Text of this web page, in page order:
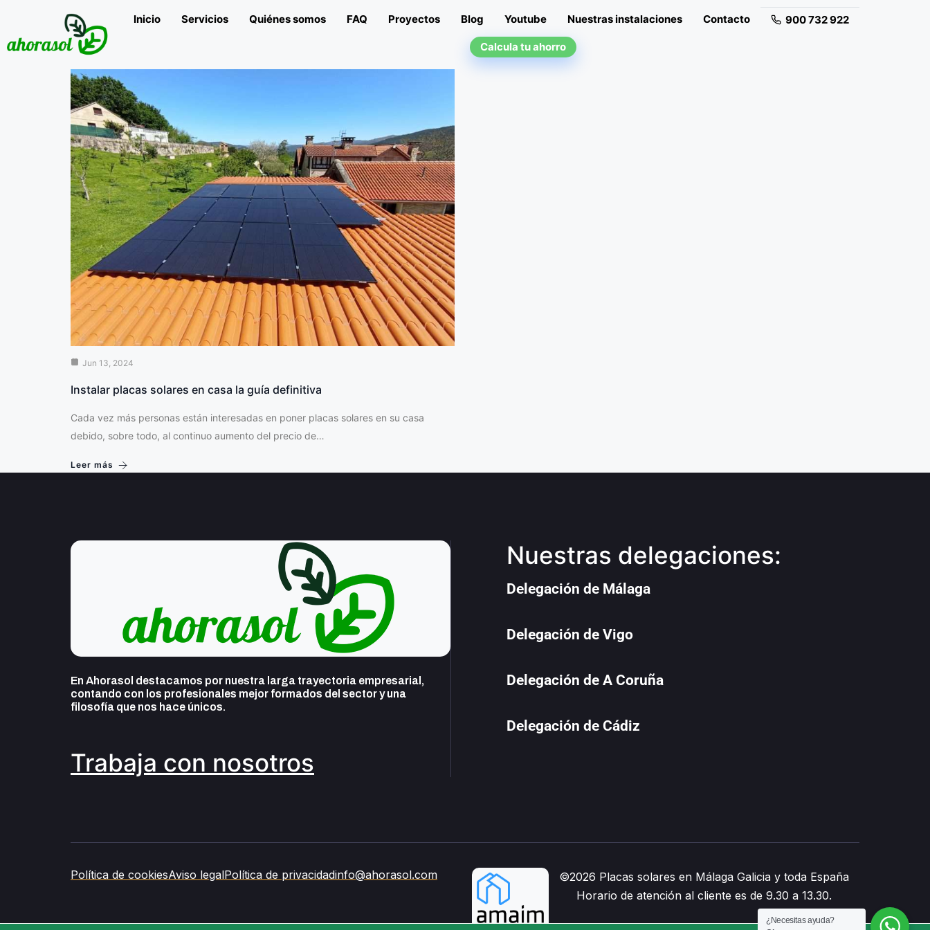
Inicio Servicios Quiénes somos FAQ Proyectos Blog Youtube Nuestras instalaciones Contacto 900 732 922
Calcula tu ahorro
Jun 13, 2024
Instalar placas solares en casa la guía definitiva
Cada vez más personas están interesadas en poner placas solares en su casa
debido, sobre todo, al continuo aumento del precio de…
Leer más
En Ahorasol destacamos por nuestra larga trayectoria empresarial,
contando con los profesionales mejor formados del sector y una
filosofía que nos hace únicos.
Trabaja con nosotros
Nuestras delegaciones:
Delegación de Málaga
Delegación de Vigo
Delegación de A Coruña
Delegación de Cádiz
Política de cookiesAviso legalPolítica de privacidadinfo@ahorasol.com
©2026 Placas solares en Málaga Galicia y toda España
Horario de atención al cliente es de 9.30 a 13.30.
¿Necesitas ayuda?